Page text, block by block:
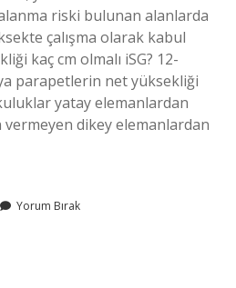
riski bulunan alanlarda
çalışma olarak kabul
kaç cm olmalı iSG? 12-
parapetlerin net yüksekliği
yatay elemanlardan
vermeyen dikey elemanlardan
Yorum Bırak